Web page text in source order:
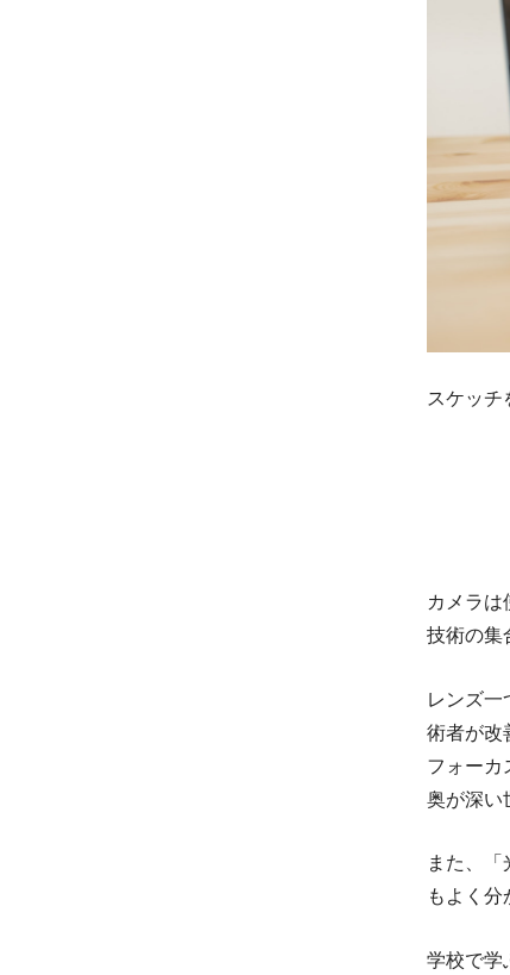
スケッチ
カメラは
技術の集
レンズ一
術者が改
フォーカ
奥が深い
また、
もよく分
学校で学